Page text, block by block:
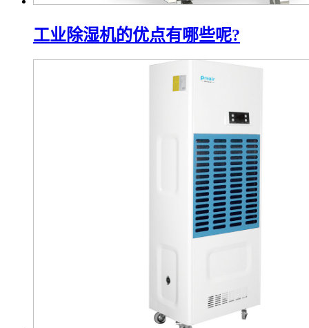
工业除湿机的优点有哪些呢?